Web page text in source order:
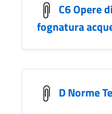
C6 Opere
fognatura
D Norme